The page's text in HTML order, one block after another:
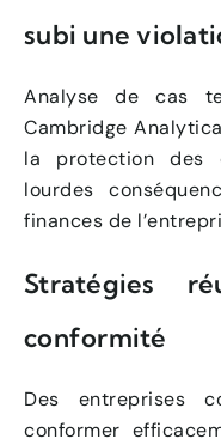
subi une
Analyse de cas
Cambridge
la protection des
lourdes
finances de
Stratégies
conformité
Des entreprises
conformer